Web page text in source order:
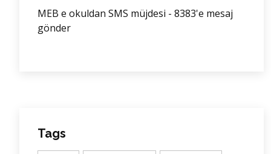
MEB e okuldan SMS müjdesi - 8383'e mesaj
gönder
Tags